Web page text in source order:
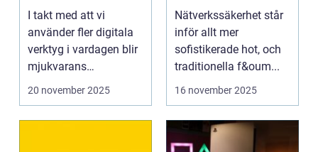
I takt med att vi
använder fler digitala
verktyg i vardagen blir
mjukvarans
anpassningsför...
20 november 2025
biologiska system
för att stärka
nätverkssäkerhet
Nätverkssäkerhet står
inför allt mer
sofistikerade hot, och
traditionella f&oum...
16 november 2025